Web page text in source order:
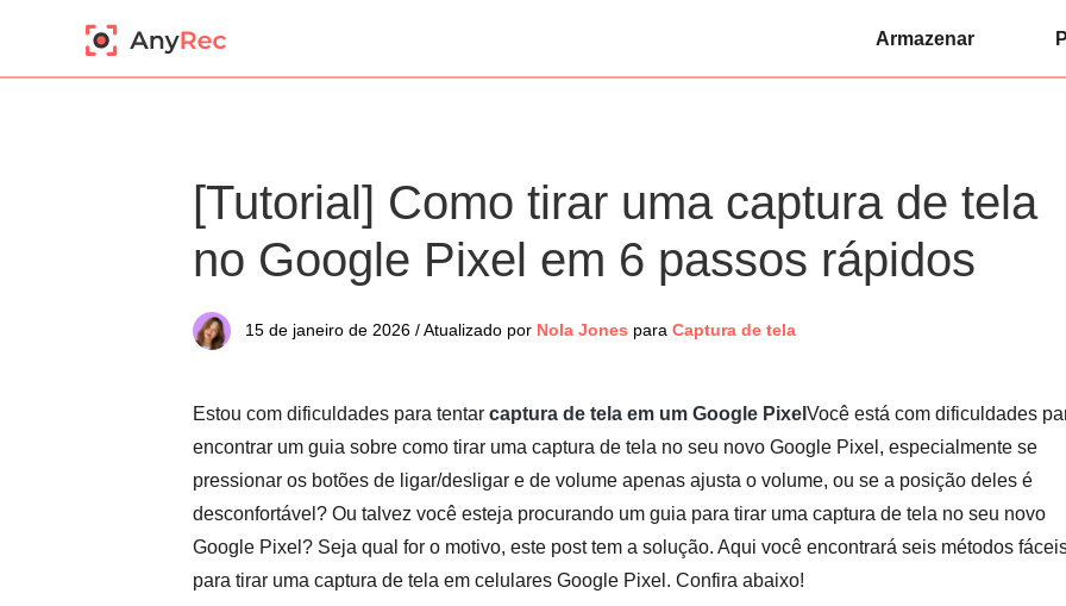
Armazenar
[Tutorial] Como tirar uma captura de tela
no Google Pixel em 6 passos rápidos
15 de janeiro de 2026 / Atualizado por Nola Jones para Captura de tela
Estou com dificuldades para tentar captura de tela em um Google Pixel Você está com dificuldades
encontrar um guia sobre como tirar uma captura de tela no seu novo Google Pixel, especialmente se
pressionar os botões de ligar/desligar e de volume apenas ajusta o volume, ou se a posição deles é
desconfortável? Ou talvez você esteja procurando um guia para tirar uma captura de tela no seu novo
Google Pixel? Seja qual for o motivo, este post tem a solução. Aqui você encontrará seis métodos
para tirar uma captura de tela em celulares Google Pixel. Confira abaixo!